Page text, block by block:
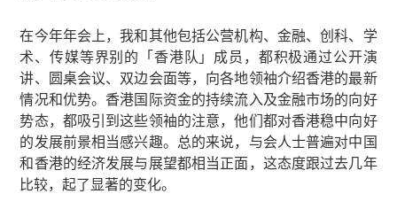
在今年年会上，我和其他包括公营机构、金融、创科、学
术、传媒等界别的「香港队」成员，都积极通过公开演
讲、圆桌会议、双边会面等，向各地领袖介绍香港的最新
情况和优势。香港国际资金的持续流入及金融市场的向好
势态，都吸引到这些领袖的注意，他们都对香港稳中向好
的发展前景相当感兴趣。总的来说，与会人士普遍对中国
和香港的经济发展与展望都相当正面，这态度跟过去几年
比较，起了显著的变化。